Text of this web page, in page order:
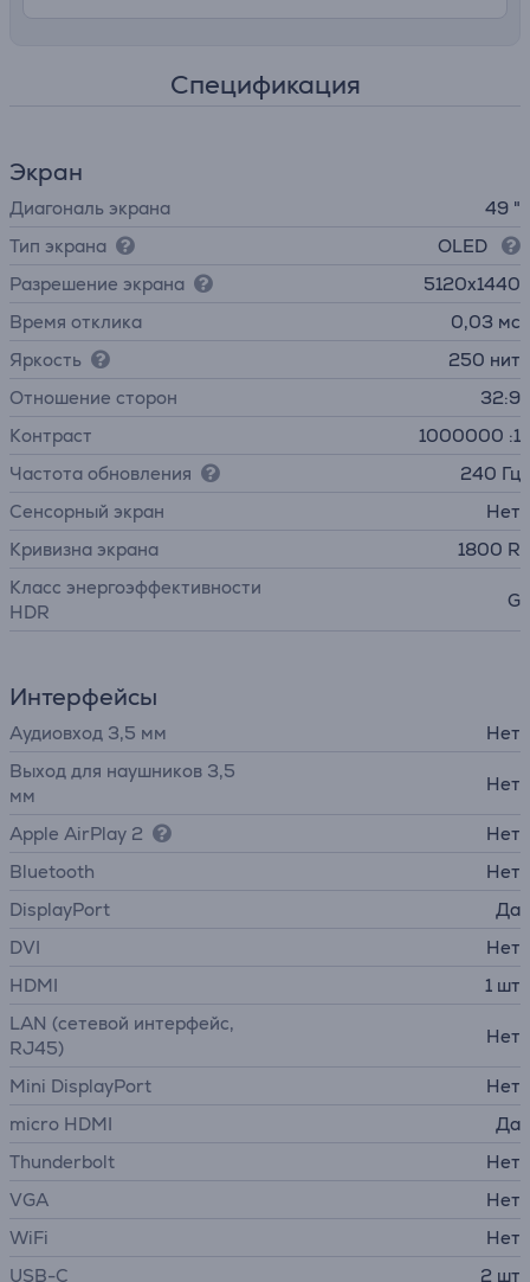
Спецификация
Экран
Диагональ экрана
49 "
Тип экрана
OLED
Разрешение экрана
5120x1440
Время отклика
0,03 мс
Яркость
250 нит
Отношение сторон
32:9
Контраст
1000000 :1
Частота обновления
240 Гц
Cенсорный экран
Нет
Кривизна экрана
1800 R
Класс энергоэффективности
HDR
G
Интерфейсы
Аудиовход 3,5 мм
Нет
Выход для наушников 3,5
мм
Нет
Apple AirPlay 2
Нет
Bluetooth
Нет
DisplayPort
Да
DVI
Нет
HDMI
1 шт
LAN (сетевой интерфейс,
RJ45)
Нет
Mini DisplayPort
Нет
micro HDMI
Да
Thunderbolt
Нет
VGA
Нет
WiFi
Нет
USB-C
2 шт